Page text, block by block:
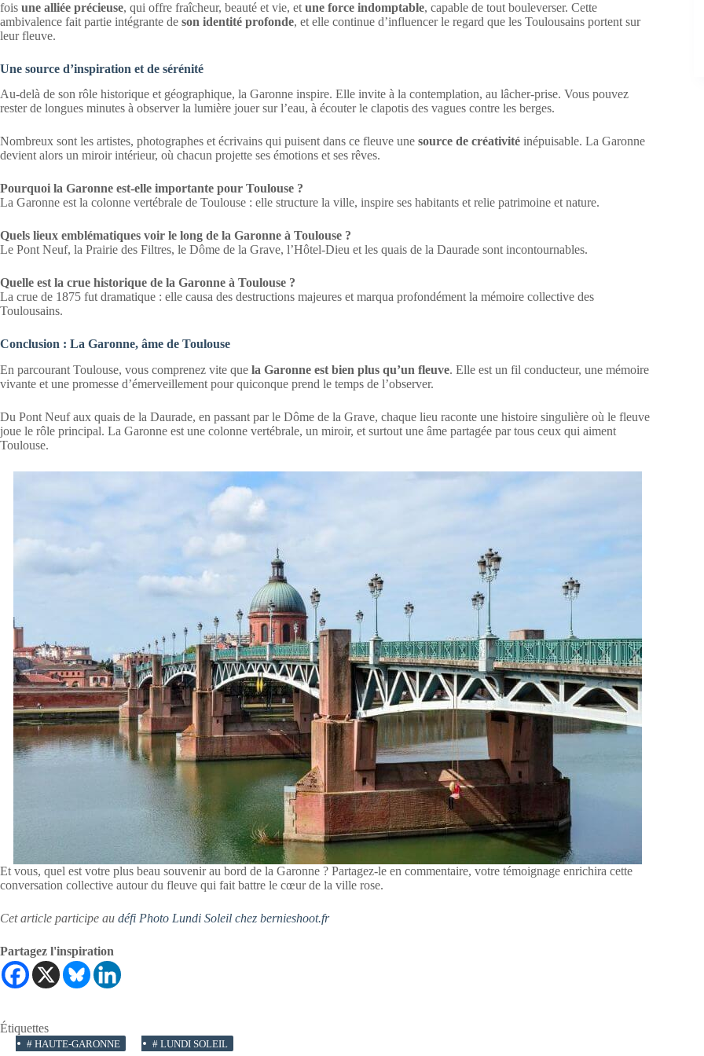
fois une alliée précieuse, qui offre fraîcheur, beauté et vie, et une force indomptable, capable de tout bouleverser. Cette
ambivalence fait partie intégrante de son identité profonde, et elle continue d’influencer le regard que les Toulousains portent sur
leur fleuve.
Une source d’inspiration et de sérénité
Au-delà de son rôle historique et géographique, la Garonne inspire. Elle invite à la contemplation, au lâcher-prise. Vous pouvez
rester de longues minutes à observer la lumière jouer sur l’eau, à écouter le clapotis des vagues contre les berges.
Nombreux sont les artistes, photographes et écrivains qui puisent dans ce fleuve une source de créativité inépuisable. La Garonne
devient alors un miroir intérieur, où chacun projette ses émotions et ses rêves.
Pourquoi la Garonne est-elle importante pour Toulouse ?
La Garonne est la colonne vertébrale de Toulouse : elle structure la ville, inspire ses habitants et relie patrimoine et nature.
Quels lieux emblématiques voir le long de la Garonne à Toulouse ?
Le Pont Neuf, la Prairie des Filtres, le Dôme de la Grave, l’Hôtel-Dieu et les quais de la Daurade sont incontournables.
Quelle est la crue historique de la Garonne à Toulouse ?
La crue de 1875 fut dramatique : elle causa des destructions majeures et marqua profondément la mémoire collective des
Toulousains.
Conclusion : La Garonne, âme de Toulouse
En parcourant Toulouse, vous comprenez vite que la Garonne est bien plus qu’un fleuve. Elle est un fil conducteur, une mémoire
vivante et une promesse d’émerveillement pour quiconque prend le temps de l’observer.
Du Pont Neuf aux quais de la Daurade, en passant par le Dôme de la Grave, chaque lieu raconte une histoire singulière où le fleuve
joue le rôle principal. La Garonne est une colonne vertébrale, un miroir, et surtout une âme partagée par tous ceux qui aiment
Toulouse.
Et vous, quel est votre plus beau souvenir au bord de la Garonne ? Partagez-le en commentaire, votre témoignage enrichira cette
conversation collective autour du fleuve qui fait battre le cœur de la ville rose.
Cet article participe au défi Photo Lundi Soleil chez bernieshoot.fr
Partagez l'inspiration
Étiquettes
# HAUTE-GARONNE # LUNDI SOLEIL